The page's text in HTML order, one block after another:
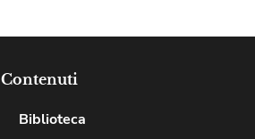
Contenuti
Biblioteca